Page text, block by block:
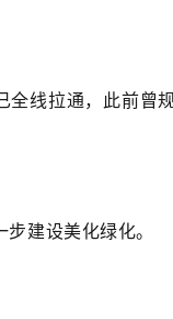
全线拉通，此前曾
建设美化绿化。